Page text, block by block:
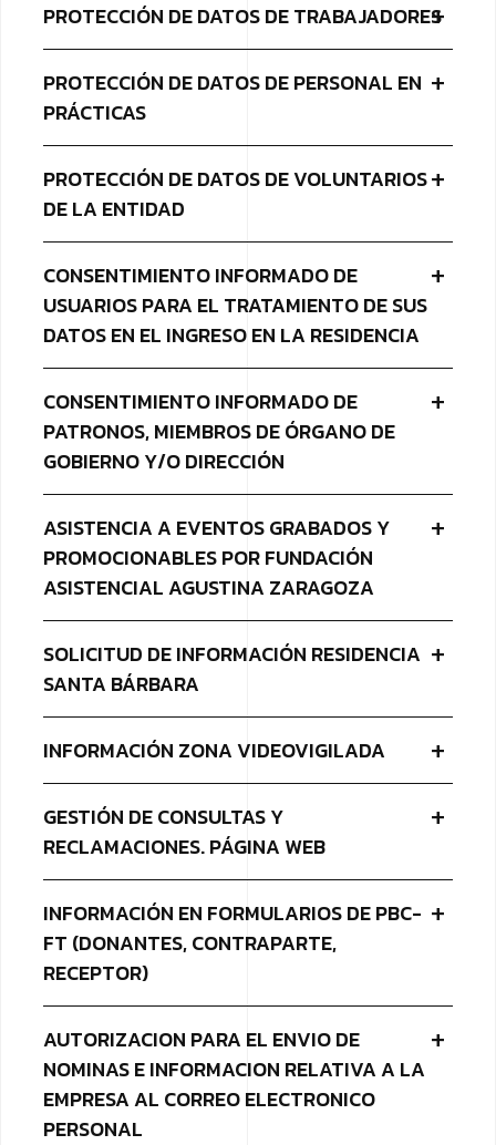
PROTECCIÓN DE DATOS DE TRABAJADORES
PROTECCIÓN DE DATOS DE PERSONAL EN
PRÁCTICAS
PROTECCIÓN DE DATOS DE VOLUNTARIOS
DE LA ENTIDAD
CONSENTIMIENTO INFORMADO DE
USUARIOS PARA EL TRATAMIENTO DE SUS
DATOS EN EL INGRESO EN LA RESIDENCIA
CONSENTIMIENTO INFORMADO DE
PATRONOS, MIEMBROS DE ÓRGANO DE
GOBIERNO Y/O DIRECCIÓN
ASISTENCIA A EVENTOS GRABADOS Y
PROMOCIONABLES POR FUNDACIÓN
ASISTENCIAL AGUSTINA ZARAGOZA
SOLICITUD DE INFORMACIÓN RESIDENCIA
SANTA BÁRBARA
INFORMACIÓN ZONA VIDEOVIGILADA
GESTIÓN DE CONSULTAS Y
RECLAMACIONES. PÁGINA WEB
INFORMACIÓN EN FORMULARIOS DE PBC-
FT (DONANTES, CONTRAPARTE,
RECEPTOR)
AUTORIZACION PARA EL ENVIO DE
NOMINAS E INFORMACION RELATIVA A LA
EMPRESA AL CORREO ELECTRONICO
PERSONAL